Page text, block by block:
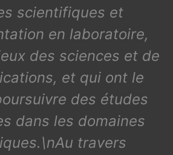
scientifiques et
en laboratoire,
des sciences et de
et qui ont le
des études
dans les domaines
travers